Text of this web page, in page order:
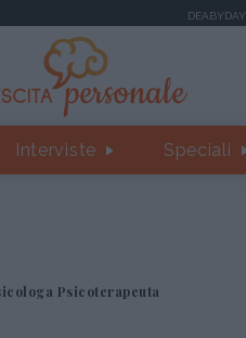
DEABYDAY
Interviste Speciali
Psicoterapeuta